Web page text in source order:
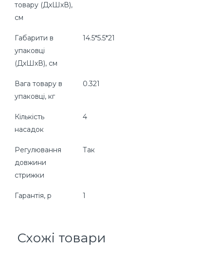
товару (ДхШхВ),
см
Габарити в
упаковці
(ДхШхВ), см
14.5*5.5*21
Вага товару в
упаковці, кг
0.321
Кількість
насадок
4
Регулювання
довжини
стрижки
Так
Гарантія, р 1
Схожі товари